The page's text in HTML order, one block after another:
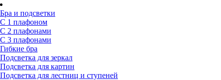
Бра и подсветки
С 1 плафоном
С 2 плафонами
С 3 плафонами
Гибкие бра
Подсветка для зеркал
Подсветка для картин
Подсветка для лестниц и ступеней